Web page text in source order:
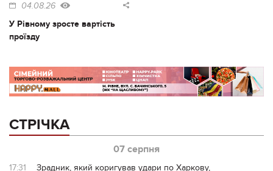
04.08.26
У Рівному зросте вартість
проїзду
СТРІЧКА
07 серпня
17:31
Зрадник, який коригував удари по Харкову,